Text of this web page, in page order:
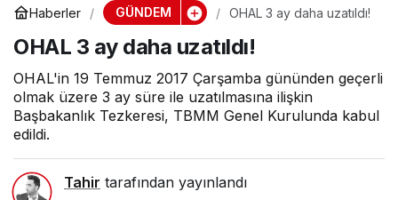
Haberler GÜNDEM OHAL 3 ay daha uzatıldı!
OHAL 3 ay daha uzatıldı!
OHAL'in 19 Temmuz 2017 Çarşamba gününden geçerli
olmak üzere 3 ay süre ile uzatılmasına ilişkin
Başbakanlık Tezkeresi, TBMM Genel Kurulunda kabul
edildi.
Tahir tarafından yayınlandı